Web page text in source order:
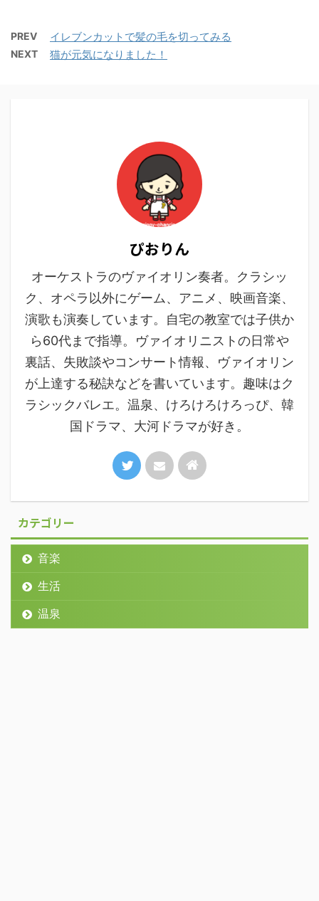
PREV イレブンカットで髪の毛を切ってみる
NEXT 猫が元気になりました！
ぴおりん
オーケストラのヴァイオリン奏者。クラシッ
ク、オペラ以外にゲーム、アニメ、映画音楽、
演歌も演奏しています。自宅の教室では子供か
ら60代まで指導。ヴァイオリニストの日常や
裏話、失敗談やコンサート情報、ヴァイオリン
が上達する秘訣などを書いています。趣味はク
ラシックバレエ。温泉、けろけろけろっぴ、韓
国ドラマ、大河ドラマが好き。
カテゴリー
音楽
生活
温泉